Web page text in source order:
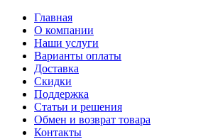
Главная
О компании
Наши услуги
Варианты оплаты
Доставка
Скидки
Поддержка
Статьи и решения
Обмен и возврат товара
Контакты